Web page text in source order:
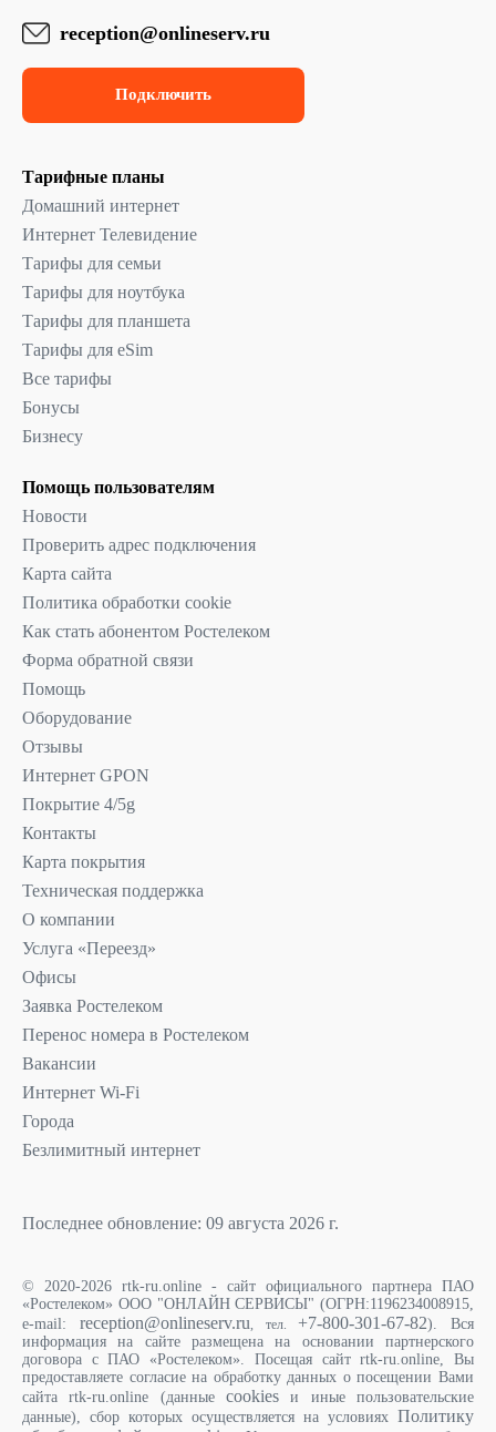
reception@onlineserv.ru
Подключить
Тарифные планы
Домашний интернет
Интернет Телевидение
Тарифы для семьи
Тарифы для ноутбука
Тарифы для планшета
Тарифы для eSim
Все тарифы
Бонусы
Бизнесу
Помощь пользователям
Новости
Проверить адрес подключения
Карта сайта
Политика обработки cookie
Как стать абонентом Ростелеком
Форма обратной связи
Помощь
Оборудование
Отзывы
Интернет GPON
Покрытие 4/5g
Контакты
Карта покрытия
Техническая поддержка
О компании
Услуга «Переезд»
Офисы
Заявка Ростелеком
Перенос номера в Ростелеком
Вакансии
Интернет Wi-Fi
Города
Безлимитный интернет
Последнее обновление: 09 августа 2026 г.
© 2020-2026 rtk-ru.online - сайт официального партнера ПАО
«Ростелеком» ООО "ОНЛАЙН СЕРВИСЫ" (ОГРН:1196234008915,
e-mail: reception@onlineserv.ru , тел.+7-800-301-67-82). Вся
информация на сайте размещена на основании партнерского
договора с ПАО «Ростелеком». Посещая сайт rtk-ru.online, Вы
предоставляете согласие на обработку данных о посещении Вами
сайта rtk-ru.online (данные cookies и иные пользовательские
данные), сбор которых осуществляется на условиях Политику